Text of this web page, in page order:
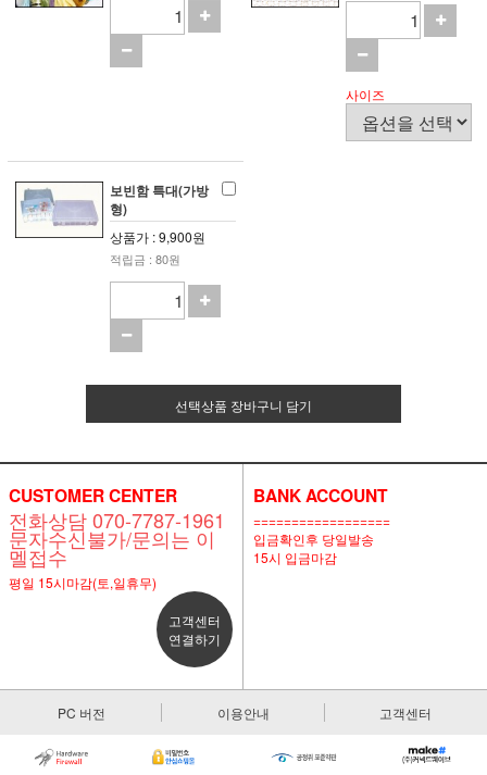
사이즈
보빈함 특대(가방
형)
상품가 : 9,900원
적립금 : 80원
선택상품 장바구니 담기
CUSTOMER CENTER
전화상담 070-7787-1961
문자수신불가/문의는 이
멜접수
평일 15시마감(토,일휴무)
고객센터
연결하기
BANK ACCOUNT
==================
입금확인후 당일발송
15시 입금마감
PC 버전 이용안내 고객센터